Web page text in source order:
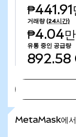
₱441.91
거래량 (24시간)
₱4.04만
유통 중인 공급량
892.58
MetaMask에